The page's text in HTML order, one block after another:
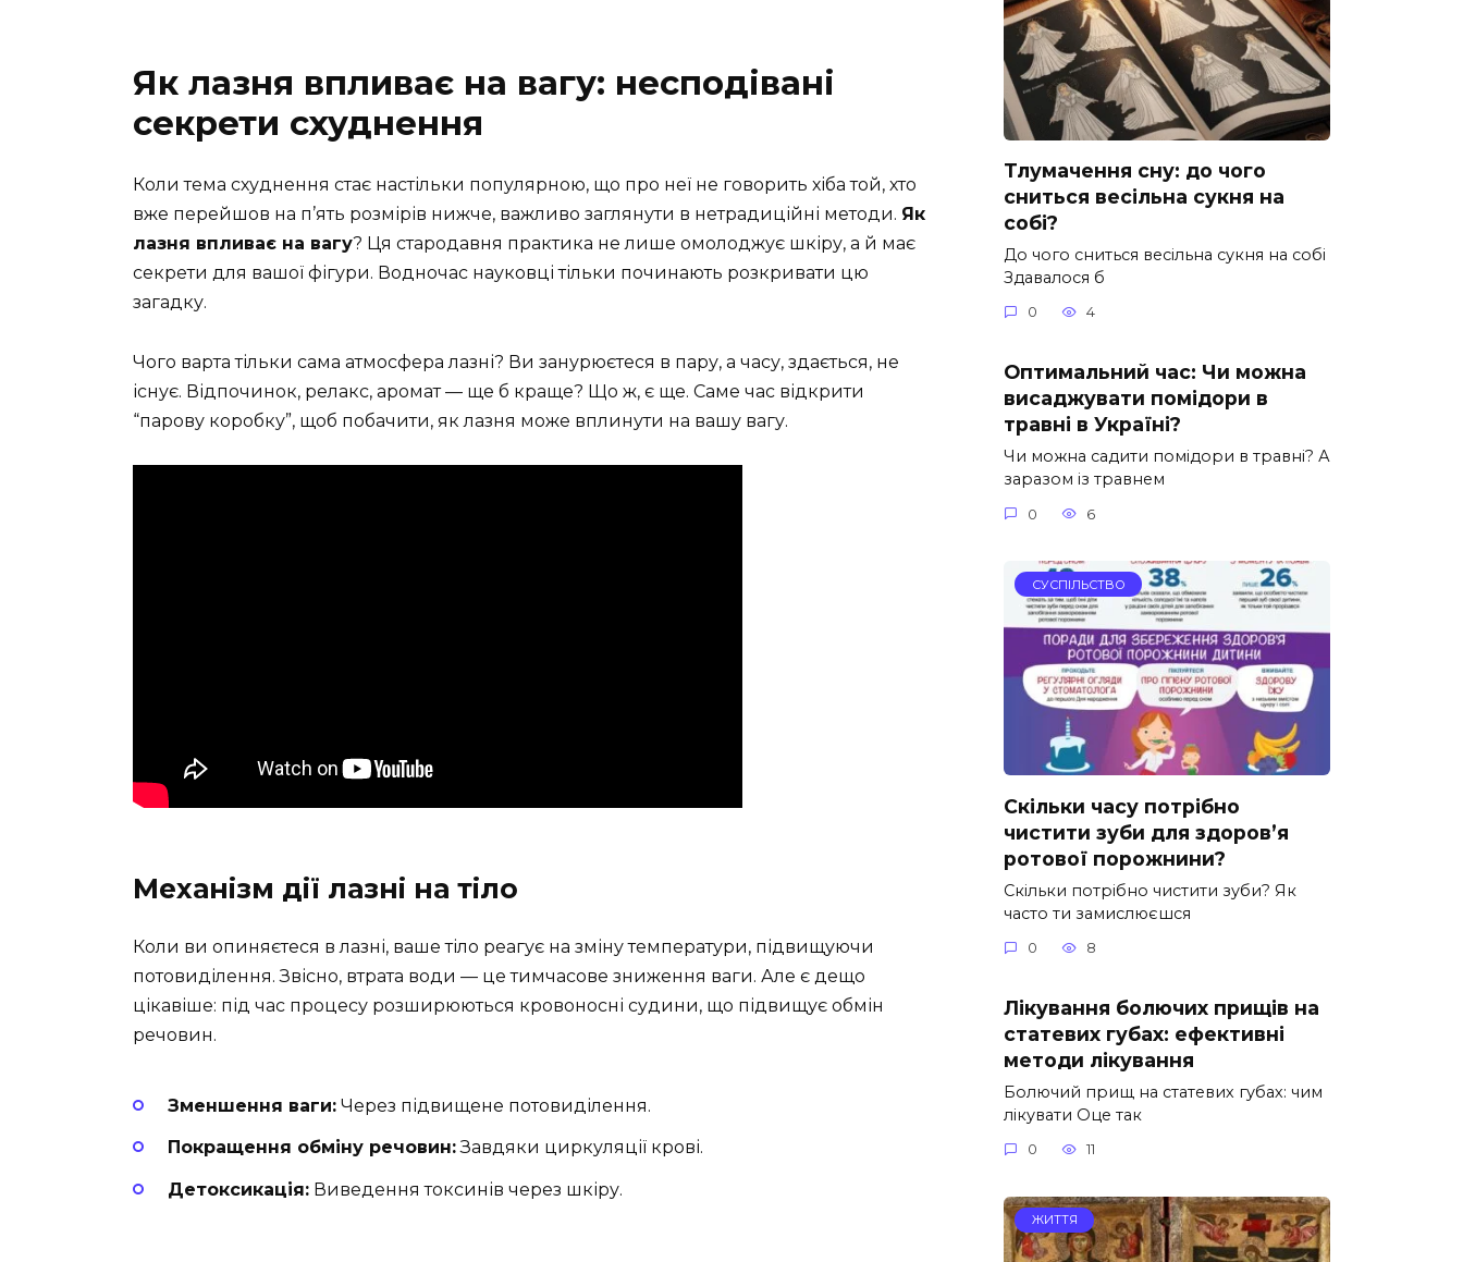
Як лазня впливає на вагу: несподівані
секрети схуднення
Коли тема схуднення стає настільки популярною, що про неї не говорить хіба той, хто
вже перейшов на п’ять розмірів нижче, важливо заглянути в нетрадиційні методи. Як
лазня впливає на вагу? Ця стародавня практика не лише омолоджує шкіру, а й має
секрети для вашої фігури. Водночас науковці тільки починають розкривати цю
загадку.
Чого варта тільки сама атмосфера лазні? Ви занурюєтеся в пару, а часу, здається, не
існує. Відпочинок, релакс, аромат — ще б краще? Що ж, є ще. Саме час відкрити
“парову коробку”, щоб побачити, як лазня може вплинути на вашу вагу.
Механізм дії лазні на тіло
Коли ви опиняєтеся в лазні, ваше тіло реагує на зміну температури, підвищуючи
потовиділення. Звісно, втрата води — це тимчасове зниження ваги. Але є дещо
цікавіше: під час процесу розширюються кровоносні судини, що підвищує обмін
речовин.
Зменшення ваги: Через підвищене потовиділення.
Покращення обміну речовин:Завдяки циркуляції крові.
Детоксикація: Виведення токсинів через шкіру.
Тлумачення сну: до чого
сниться весільна сукня на
собі?
До чого сниться весільна сукня на собі
Здавалося б
0 4
Оптимальний час: Чи можна
висаджувати помідори в
травні в Україні?
Чи можна садити помідори в травні? А
заразом із травнем
0 6
СУСПІЛЬСТВО
Скільки часу потрібно
чистити зуби для здоров’я
ротової порожнини?
Скільки потрібно чистити зуби? Як
часто ти замислюєшся
0 8
Лікування болючих прищів на
статевих губах: ефективні
методи лікування
Болючий прищ на статевих губах: чим
лікувати Оце так
0 11
ЖИТТЯ